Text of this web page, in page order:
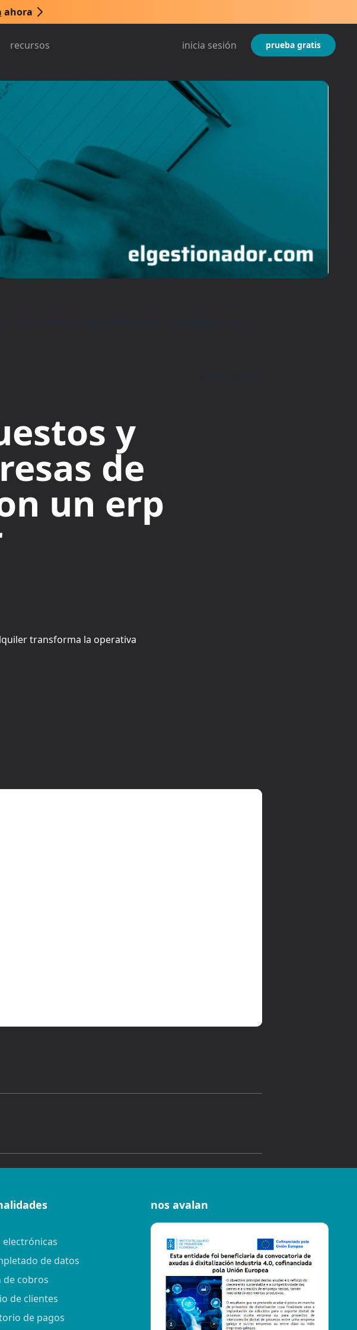
ahora
recursos inicia sesión prueba gratis
y
de
un erp
transforma la operativa
de datos
de cobros
de clientes
de pagos
nos avalan